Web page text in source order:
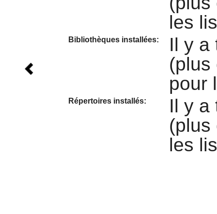
les
Bibliothèques installées:
Il y a
(plus
pour
Répertoires installés:
Il y a
(plus
les